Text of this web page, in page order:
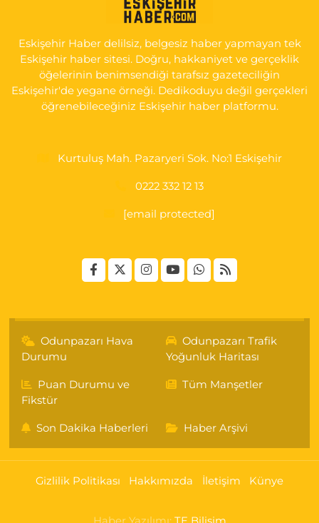
İSTİKLAL MAH. ŞAİR FUZULİ CAD. NO:35 A HAVA HASTANESİ
KARŞI KÖŞESİ ŞAİR FUZULİ AİLE SAĞLIĞI MERKEZİ KARŞISI
0 (222) 230 11 31 Yol Tarifi Al
Eskişehir Haber delilsiz, belgesiz haber yapmayan tek
Eskişehir haber sitesi. Doğru, hakkaniyet ve gerçeklik
öğelerinin benimsendiği tarafsız gazeteciliğin
Eskişehir'de yegane örneği. Dedikoduyu değil gerçekleri
öğrenebileceğiniz Eskişehir haber platformu.
Kurtuluş Mah. Pazaryeri Sok. No:1 Eskişehir
0222 332 12 13
[email protected]
Odunpazarı Hava
Durumu
Odunpazarı Trafik
Yoğunluk Haritası
Puan Durumu ve
Fikstür
Tüm Manşetler
Son Dakika Haberleri Haber Arşivi
Gizlilik Politikası Hakkımızda İletişim Künye